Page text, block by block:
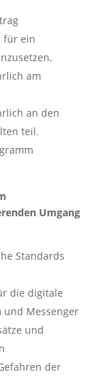
für ein
am
an den
teil.
Umgang
Standards
die digitale
Messenger
und
der